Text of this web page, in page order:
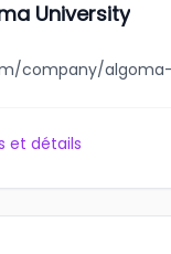
University
company/
et détails